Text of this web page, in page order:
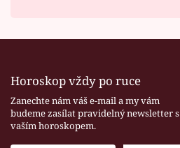
Horoskop vždy po ruce
Zanechte nám váš e-mail a my vám
budeme zasílat pravidelný newsletter s
vaším horoskopem.